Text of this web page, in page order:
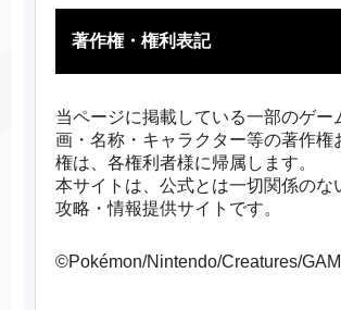
著作権・権利表記
当ページに掲載している一部のゲー
画・名称・キャラクター等の著作権
権は、各権利者様に帰属します。
本サイトは、公式とは一切関係のな
攻略・情報提供サイトです。
©Pokémon/Nintendo/Creatures/